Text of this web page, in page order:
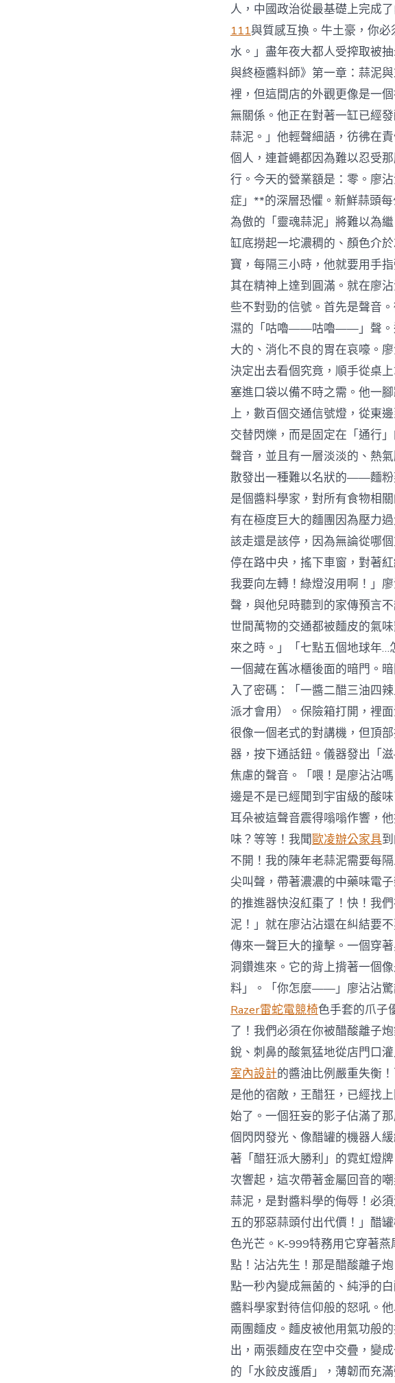
人，中國政治從最基礎上完成
111與質感互換。牛土豪，你
水。」盡年夜大都人受搾取被
與終極醬料師》第一章：蒜泥
裡，但這間店的外觀更像是一
無關係。他正在對著一缸已經
蒜泥。」他輕聲細語，彷彿在
個人，連蒼蠅都因為難以忍受
行。今天的營業額是：零。廖
症」**的深層恐懼。新鮮蒜頭
為傲的「靈魂蒜泥」將難以為
缸底撈起一坨濃稠的、顏色介
寶，每隔三小時，他就要用手
其在精神上達到圓滿。就在廖
些不對勁的信號。首先是聲音
濕的「咕嚕——咕嚕——」聲。
大的、消化不良的胃在哀嚎。
決定出去看個究竟，順手從桌
塞進口袋以備不時之需。他一
上，數百個交通信號燈，從東
交替閃爍，而是固定在「通行
聲音，並且有一層淡淡的、熱
散發出一種難以名狀的——麵粉
是個醬料學家，對所有食物相
有在極度巨大的麵團因為壓力
該走還是該停，因為無論從哪
停在路中央，搖下車窗，對著
我要向左轉！綠燈沒用啊！」
聲，與他兒時聽到的家傳預言
世間萬物的交通都被麵皮的氣
來之時。」「七點五個地球年
一個藏在舊冰櫃後面的暗門。
入了密碼：「一醬二醋三油四
派才會用）。保險箱打開，裡
很像一個老式的對講機，但頂
器，按下通話鈕。儀器發出「
焦慮的聲音。「喂！是廖沾沾
邊是不是已經聞到宇宙級的酸
耳朵被這聲音震得嗡嗡作響，
味？等等！我聞歐凌辦公家具
不開！我的陳年老蒜泥需要每
尖叫聲，帶著濃濃的中藥味電
的推進器快沒紅棗了！快！我
泥！」就在廖沾沾還在糾結要
傳來一聲巨大的撞擊。一個穿
洞鑽進來。它的背上揹著一個
料」。「你怎麼——」廖沾沾驚
Razer雷蛇電競椅色手套的爪子
了！我們必須在你被醋酸離子
銳、刺鼻的酸氣猛地從店門口
室內設計的醬油比例嚴重失衡
是他的宿敵，王醋狂，已經找
始了。一個狂妄的影子佔滿了
個閃閃發光、像醋罐的機器人
著「醋狂派大勝利」的霓虹燈
次響起，這次帶著金屬回音的
蒜泥，是對醬料學的侮辱！必
五的邪惡蒜頭付出代價！」醋
色光芒。K-999特務用它穿著
點！沾沾先生！那是醋酸離子
點一秒內變成無菌的、純淨的
醬料學家對待信仰般的怒吼。
兩團麵皮。麵皮被他用氣功般
出，兩張麵皮在空中交疊，變
的「水餃皮護盾」，薄韌而充